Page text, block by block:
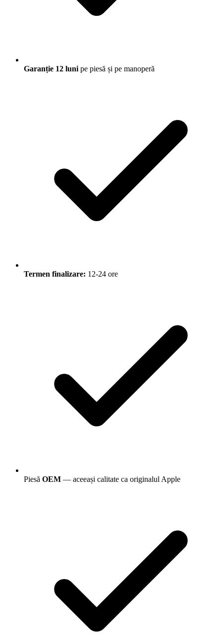
Garanție 12 luni pe piesă și pe manoperă
Termen finalizare: 12-24 ore
Piesă OEM — aceeași calitate ca originalul Apple